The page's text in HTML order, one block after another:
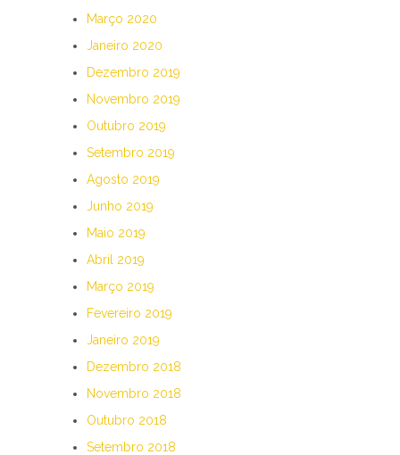
Março 2020
Janeiro 2020
Dezembro 2019
Novembro 2019
Outubro 2019
Setembro 2019
Agosto 2019
Junho 2019
Maio 2019
Abril 2019
Março 2019
Fevereiro 2019
Janeiro 2019
Dezembro 2018
Novembro 2018
Outubro 2018
Setembro 2018